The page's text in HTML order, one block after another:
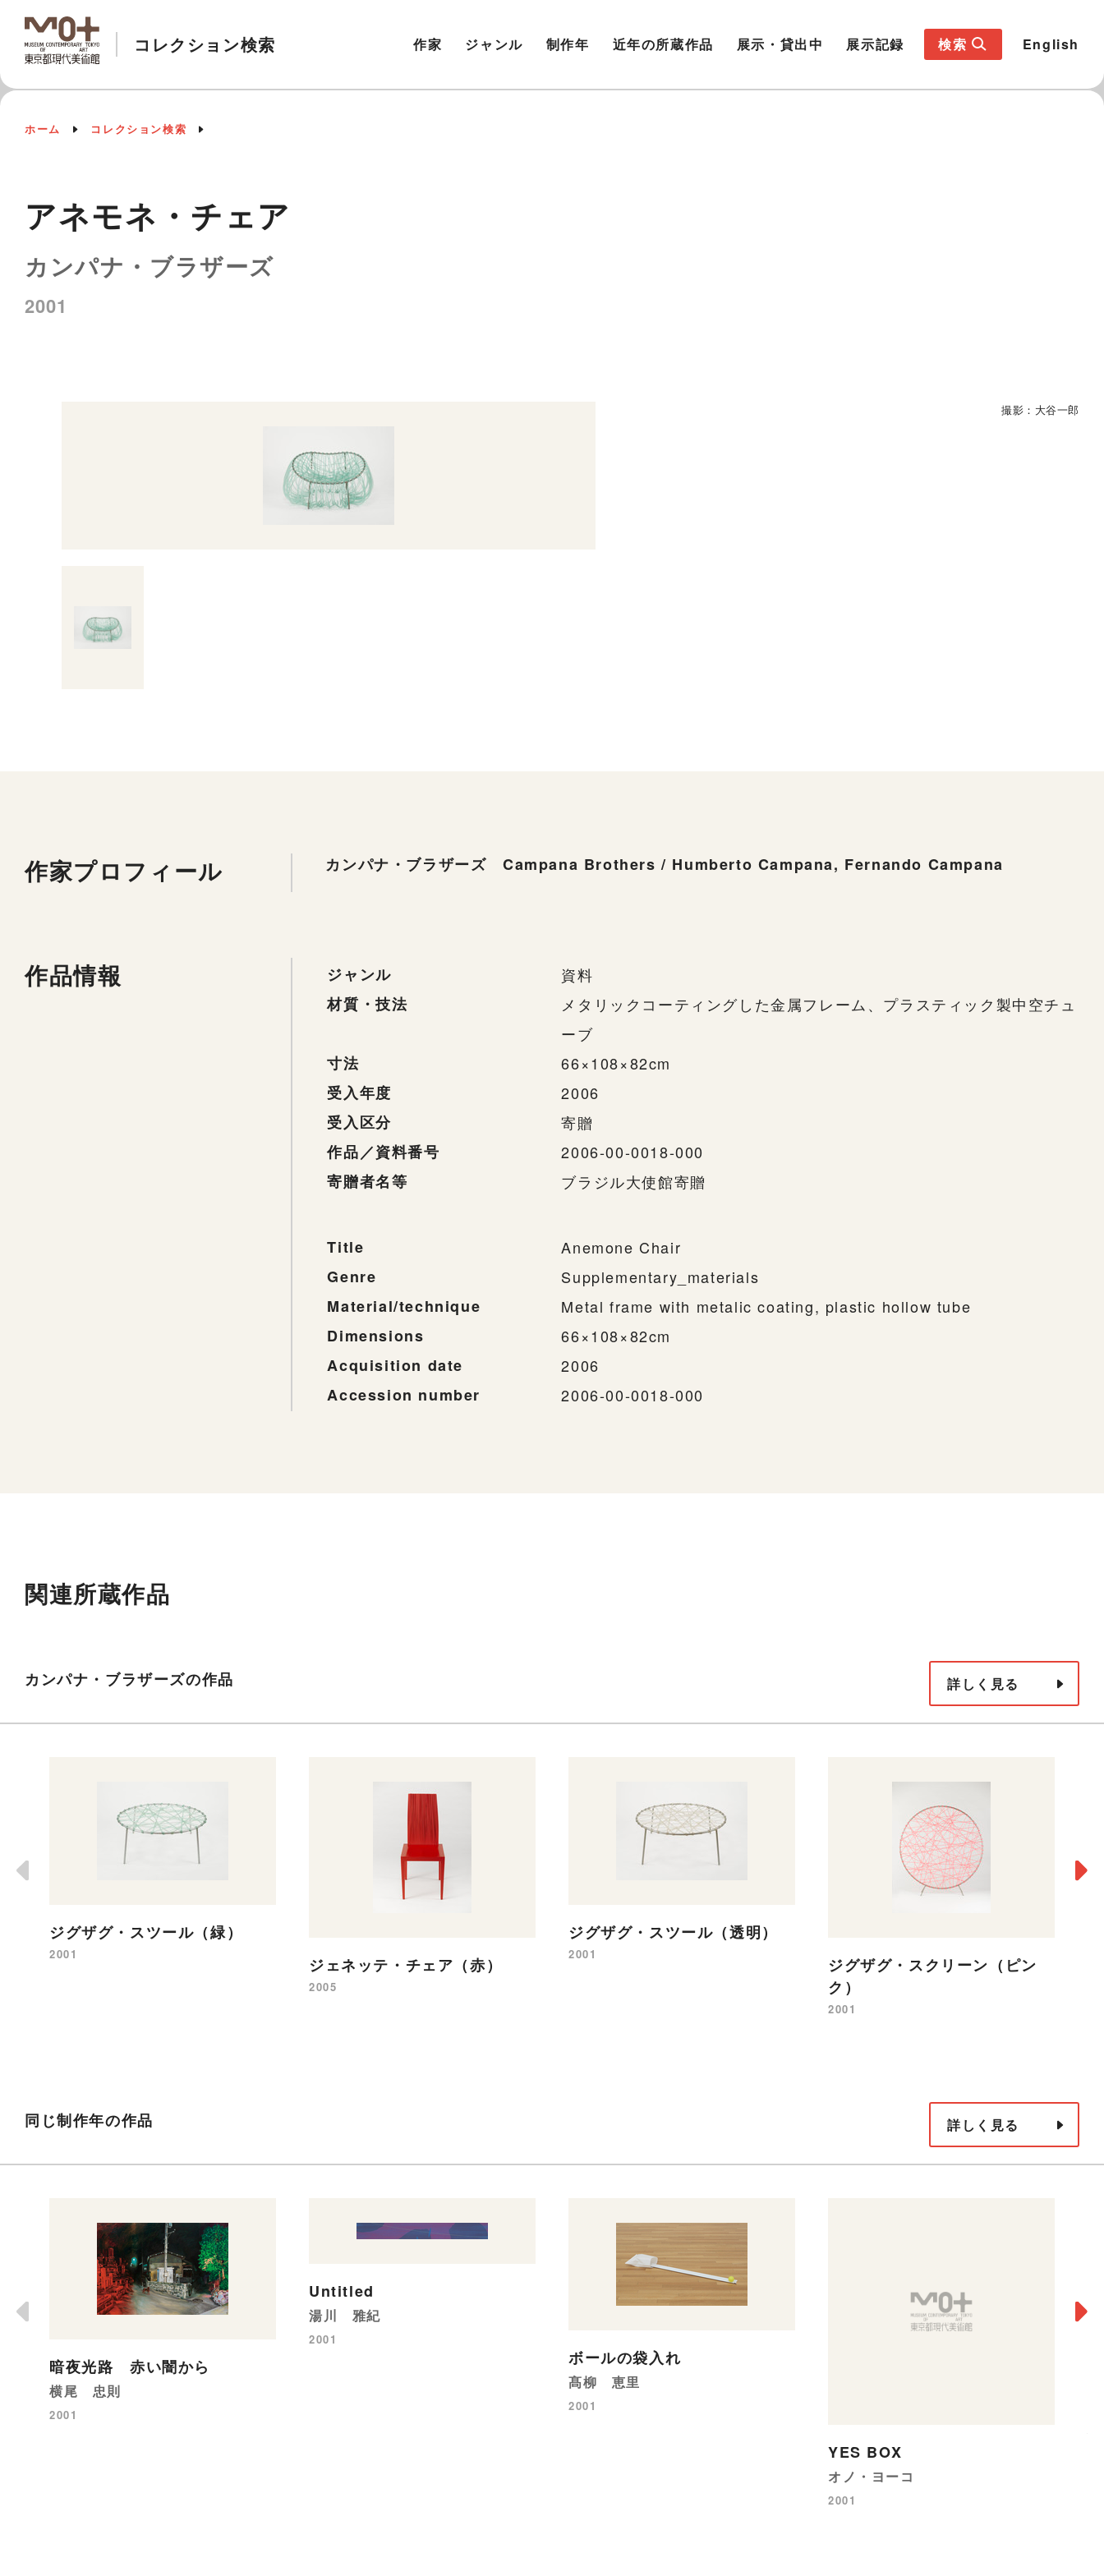
コレクション検索 作家 ジャンル 制作年 近年の所蔵作品 展示・貸出中 展示記録 検索 English
ホーム コレクション検索
アネモネ・チェア
カンパナ・ブラザーズ
2001
撮影：大谷一郎
作家プロフィール カンパナ・ブラザーズ Campana Brothers / Humberto Campana, Fernando Campana
作品情報 ジャンル
資料
材質・技法
メタリックコーティングした金属フレーム、プラスティック製中空チュ
ーブ
寸法
66×108×82cm
受入年度
2006
受入区分
寄贈
作品／資料番号
2006-00-0018-000
寄贈者名等
ブラジル大使館寄贈
Title
Anemone Chair
Genre
Supplementary_materials
Material/technique
Metal frame with metalic coating, plastic hollow tube
Dimensions
66×108×82cm
Acquisition date
2006
Accession number
2006-00-0018-000
関連所蔵作品
カンパナ・ブラザーズの作品 詳しく見る
ジグザグ・スツール（緑）
2001
ジェネッテ・チェア（赤）
2005
ジグザグ・スツール（透明）
2001
ジグザグ・スクリーン（ピン
ク）
2001
同じ制作年の作品 詳しく見る
暗夜光路 赤い闇から
横尾 忠則
2001
Untitled
湯川 雅紀
2001
ボールの袋入れ
髙柳 恵里
2001
YES BOX
オノ・ヨーコ
2001